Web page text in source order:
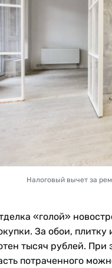
Налоговый вычет за
«голой»
За обои, плитку
тысяч рублей. При
потраченного